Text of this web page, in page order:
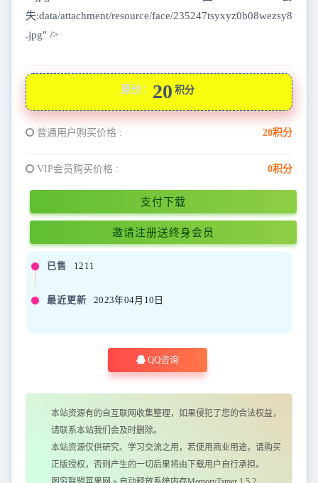
失:data/attachment/resource/face/235247tsyxyz0b08wezsy8
.jpg" />
原价： 20 积分
普通用户购买价格 : 20积分
VIP会员购买价格 : 0积分
支付下载
邀请注册送终身会员
已售 1211
最近更新 2023年04月10日
QQ咨询
本站资源有的自互联网收集整理，如果侵犯了您的合法权益，
请联系本站我们会及时删除。
本站资源仅供研究、学习交流之用，若使用商业用途，请购买
正版授权，否则产生的一切后果将由下载用户自行承担。